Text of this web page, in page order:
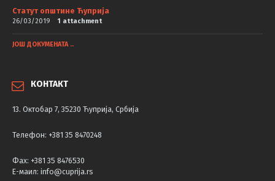
Статут општине Ћуприја
26/03/2019 1 attachment
ЈОШ ДОКУМЕНАТА ..
КОНТАКТ
13. Октобар 7, 35230 Ћуприја, Србија
Телефон: +381 35 8470248
Фаx: +381 35 8476530
Е-маил: info@cuprija.rs